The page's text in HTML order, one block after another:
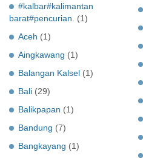
#kalbar#kalimantan
barat#pencurian.
(1)
Aceh (1)
Aingkawang (1)
Balangan Kalsel (1)
Bali (29)
Balikpapan (1)
Bandung (7)
Bangkayang (1)